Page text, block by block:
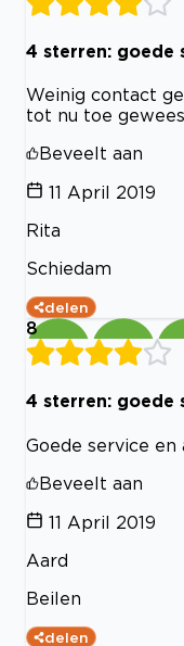
4 sterren: goede
Weinig contact
tot nu toe
Beveelt aan
11 April 2019
Rita
Schiedam
delen
8
4 sterren: goede
Goede service
Beveelt aan
11 April 2019
Aard
Beilen
delen